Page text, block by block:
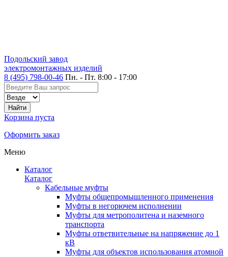
Подольский завод
электромонтажных изделий
8 (495) 798-00-46 Пн. - Пт. 8:00 - 17:00
Корзина пуста
Оформить заказ
Меню
Каталог
Каталог
Кабельные муфты
Муфты общепромышленного применения
Муфты в негорючем исполнении
Муфты для метрополитена и наземного
транспорта
Муфты ответвительные на напряжение до 1
кВ
Муфты для объектов использования атомной